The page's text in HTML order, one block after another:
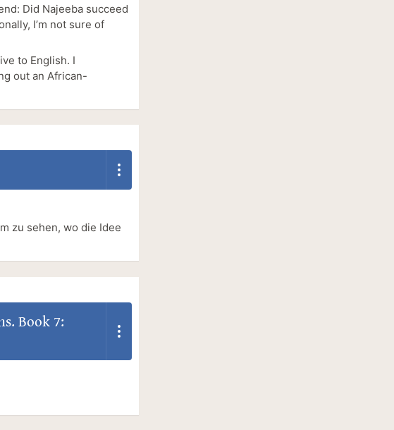
Did Najeeba succeed
I’m not sure of
to English. I
out an African-
zu sehen, wo die Idee
Book 7: